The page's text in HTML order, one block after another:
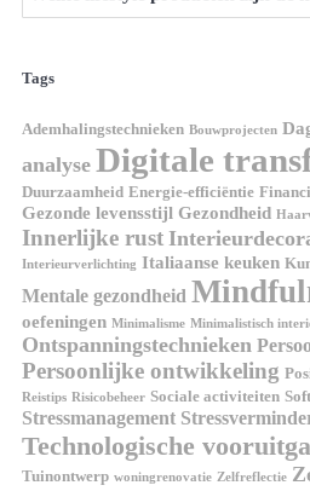
Tags
Ademhalingstechnieken Bouwprojecten
analyse Digitale
Duurzaamheid Energie-efficiëntie
Gezonde levensstijl Gezondheid
Innerlijke rust
Interieurverlichting Italiaanse keuken
Mentale gezondheid
oefeningen Minimalisme Minimalistisch
Ontspanningstechnieken
Persoonlijke ontwikkeling
Reistips Risicobeheer Sociale activiteiten
Stressmanagement
Technologische
Tuinontwerp woningrenovatie Zelfreflectie